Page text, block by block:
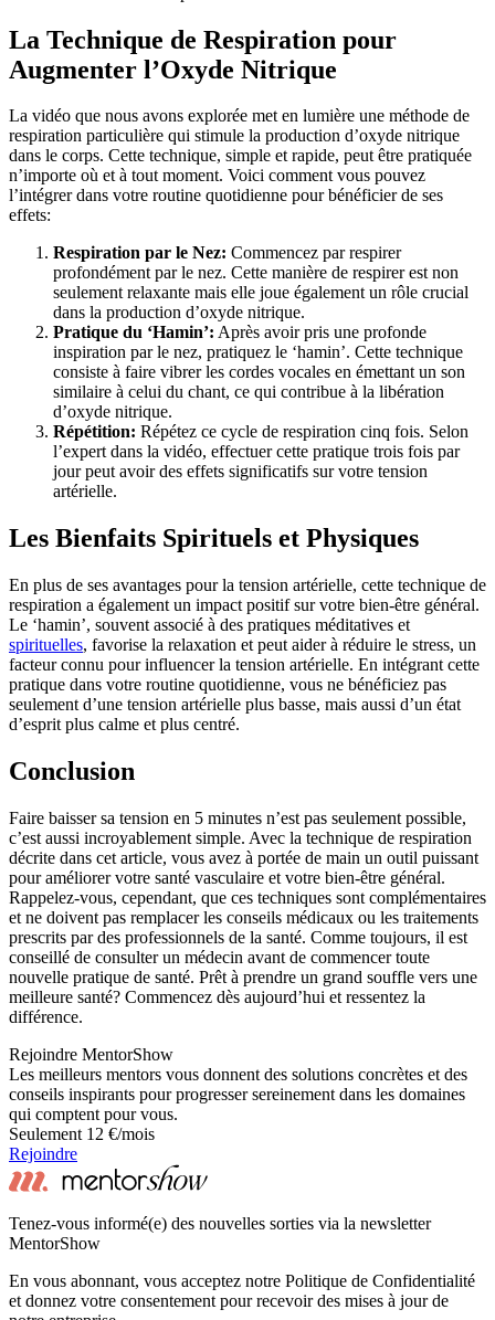
La Technique de Respiration pour
Augmenter l’Oxyde Nitrique
La vidéo que nous avons explorée met en lumière une méthode de
respiration particulière qui stimule la production d’oxyde nitrique
dans le corps. Cette technique, simple et rapide, peut être pratiquée
n’importe où et à tout moment. Voici comment vous pouvez
l’intégrer dans votre routine quotidienne pour bénéficier de ses
effets:
Respiration par le Nez: Commencez par respirer
profondément par le nez. Cette manière de respirer est non
seulement relaxante mais elle joue également un rôle crucial
dans la production d’oxyde nitrique.
Pratique du ‘Hamin’: Après avoir pris une profonde
inspiration par le nez, pratiquez le ‘hamin’. Cette technique
consiste à faire vibrer les cordes vocales en émettant un son
similaire à celui du chant, ce qui contribue à la libération
d’oxyde nitrique.
Répétition: Répétez ce cycle de respiration cinq fois. Selon
l’expert dans la vidéo, effectuer cette pratique trois fois par
jour peut avoir des effets significatifs sur votre tension
artérielle.
Les Bienfaits Spirituels et Physiques
En plus de ses avantages pour la tension artérielle, cette technique de
respiration a également un impact positif sur votre bien-être général.
Le ‘hamin’, souvent associé à des pratiques méditatives et
spirituelles, favorise la relaxation et peut aider à réduire le stress, un
facteur connu pour influencer la tension artérielle. En intégrant cette
pratique dans votre routine quotidienne, vous ne bénéficiez pas
seulement d’une tension artérielle plus basse, mais aussi d’un état
d’esprit plus calme et plus centré.
Conclusion
Faire baisser sa tension en 5 minutes n’est pas seulement possible,
c’est aussi incroyablement simple. Avec la technique de respiration
décrite dans cet article, vous avez à portée de main un outil puissant
pour améliorer votre santé vasculaire et votre bien-être général.
Rappelez-vous, cependant, que ces techniques sont complémentaires
et ne doivent pas remplacer les conseils médicaux ou les traitements
prescrits par des professionnels de la santé. Comme toujours, il est
conseillé de consulter un médecin avant de commencer toute
nouvelle pratique de santé. Prêt à prendre un grand souffle vers une
meilleure santé? Commencez dès aujourd’hui et ressentez la
différence.
Rejoindre MentorShow
Les meilleurs mentors vous donnent des solutions concrètes et des
conseils inspirants pour progresser sereinement dans les domaines
qui comptent pour vous.
Seulement 12 €/mois
Rejoindre
Tenez-vous informé(e) des nouvelles sorties via la newsletter
MentorShow
En vous abonnant, vous acceptez notre Politique de Confidentialité
et donnez votre consentement pour recevoir des mises à jour de